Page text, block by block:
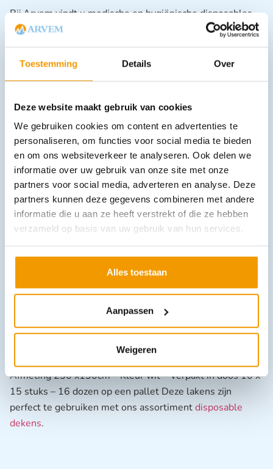
Toestemming Details Over
Deze website maakt gebruik van cookies
We gebruiken cookies om content en advertenties te
personaliseren, om functies voor social media te bieden
en om ons websiteverkeer te analyseren. Ook delen we
informatie over uw gebruik van onze site met onze
partners voor social media, adverteren en analyse. Deze
partners kunnen deze gegevens combineren met andere
informatie die u aan ze heeft verstrekt of die ze hebben
verzameld op basis van uw gebruik van hun services.
Alles toestaan
Aanpassen
Weigeren
Bij Arvem vindt u medische en hygiënische disposables
van professionele kwaliteit. Wij leveren producten die
voldoen aan de hoogste eisen binnen zorg en welzijn, met
een sterke focus op betrouwbaarheid en snelle service.
Kiezen voor Arvem betekent profiteren van:
Concurrerende prijzen bij zowel kleine als grote
afnames
Deskundig advies van specialisten in medische
verbruiksartikelen
Of u nu werkt in de zorg, wellness of fysiotherapie,
Arvem biedt u het gemak van hoogwaardige disposables
voor een professioneel resultaat.
Bestel het Laken Disposable
PP Nonwoven DS-150
Disposable PP Nonwoven DS-150 (230×130 cm wit).
Bestel vandaag nog bij Arvem en ervaar de kwaliteit,
service en snelle levering waarop professionals
Afmeting 230 x130cm– Kleur wit– Verpakt in doos 10 x
15 stuks – 16 dozen op een pallet Deze lakens zijn
perfect te gebruiken met ons assortimentdisposable
dekens.